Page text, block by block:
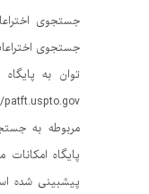
جستجوی
توان به
مربوطه به
پایگاه
پیشبینی شده